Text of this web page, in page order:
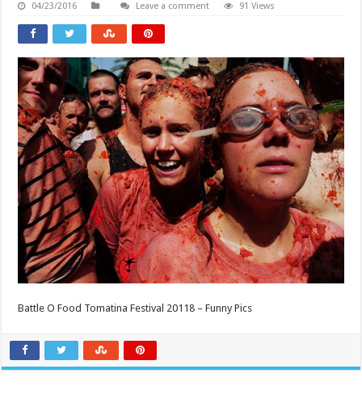
04/23/2016 Leave a comment 91 Views
Battle O Food Tomatina Festival 20118 – Funny Pics